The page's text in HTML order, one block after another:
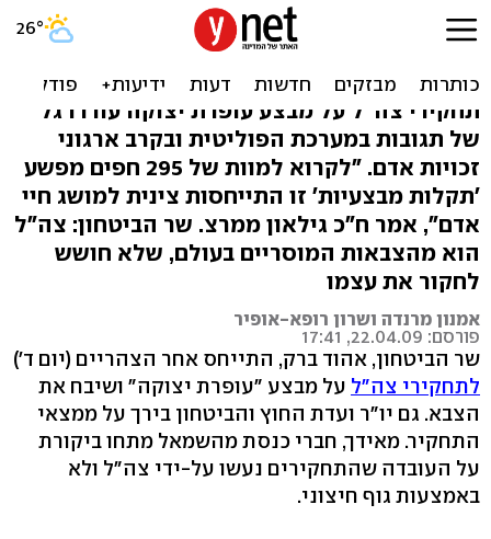
ברק על התחקיר: צה"ל מוסרי;
ברכה: זורים חול
תחקירי צה"ל על מבצע עופרת יצוקה עוררו גל
של תגובות במערכת הפוליטית ובקרב ארגוני
זכויות אדם. "לקרוא למוות של 295 חפים מפשע
'תקלות מבצעיות' זו התייחסות צינית למושג חיי
אדם", אמר ח"כ גילאון ממרצ. שר הביטחון: צה"ל
הוא מהצבאות המוסריים בעולם, שלא חושש
לחקור את עצמו
אמנון מרנדה ושרון רופא-אופיר
פורסם: 22.04.09, 17:41
שר הביטחון, אהוד ברק, התייחס אחר הצהריים (יום ד')
לתחקירי צה"ל על מבצע "עופרת יצוקה" ושיבח את
הצבא. גם יו"ר ועדת החוץ והביטחון בירך על ממצאי
התחקיר. מאידך, חברי כנסת מהשמאל מתחו ביקורת
על העובדה שהתחקירים נעשו על-ידי צה"ל ולא
באמצעות גוף חיצוני.